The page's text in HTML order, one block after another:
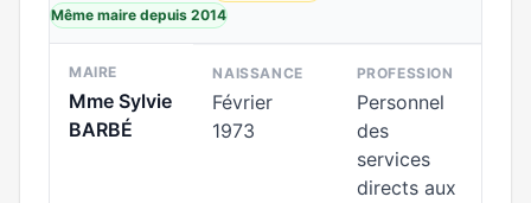
Même maire depuis 2014
MAIRE
Mme Sylvie
BARBÉ
NAISSANCE
Février
1973
PROFESSION
Personnel
des
services
directs aux